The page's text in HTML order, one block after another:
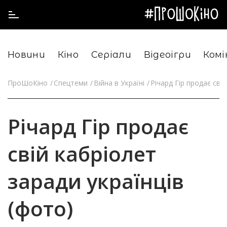
Новини Кіно Серіали Відеоігри
ПроШоКіно Спецтеми Війна в Україні Річард Гір продає
Річард Гір продає
свій кабріолет
заради українців
(фото)